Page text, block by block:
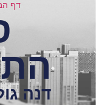
דף
דנה